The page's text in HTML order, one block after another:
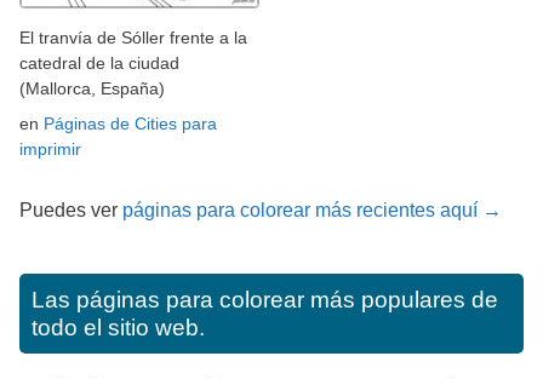
El tranvía de Sóller frente a la
catedral de la ciudad
(Mallorca, España)
en Páginas de Cities para
imprimir
Puedes ver páginas para colorear más recientes aquí →
Las páginas para colorear más populares de
todo el sitio web.